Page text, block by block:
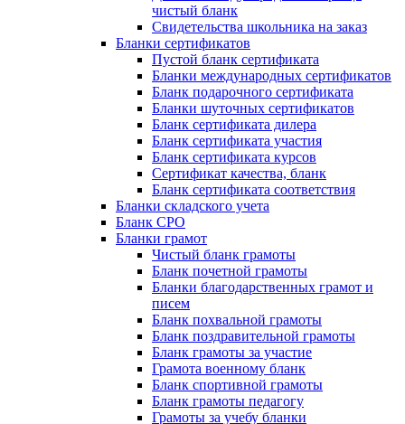
чистый бланк
Свидетельства школьника на заказ
Бланки сертификатов
Пустой бланк сертификата
Бланки международных сертификатов
Бланк подарочного сертификата
Бланки шуточных сертификатов
Бланк сертификата дилера
Бланк сертификата участия
Бланк сертификата курсов
Сертификат качества, бланк
Бланк сертификата соответствия
Бланки складского учета
Бланк СРО
Бланки грамот
Чистый бланк грамоты
Бланк почетной грамоты
Бланки благодарственных грамот и
писем
Бланк похвальной грамоты
Бланк поздравительной грамоты
Бланк грамоты за участие
Грамота военному бланк
Бланк спортивной грамоты
Бланк грамоты педагогу
Грамоты за учебу бланки